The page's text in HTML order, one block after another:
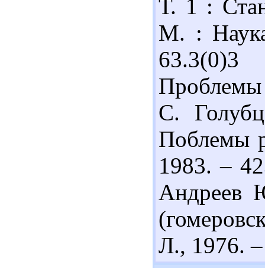
Т. 1 :
М. :
Проблемы
С.
Поблемы
1983. –
Андреев
Л., 1976.